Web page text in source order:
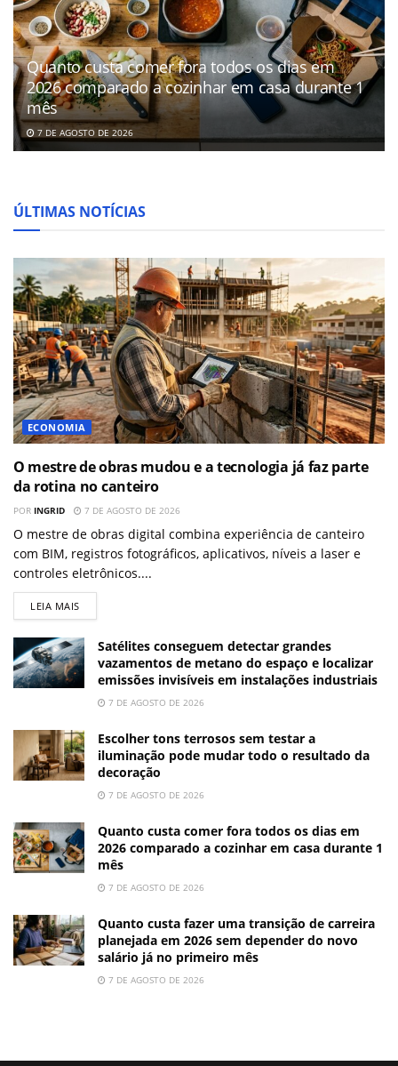
Quanto custa comer fora todos os dias em
2026 comparado a cozinhar em casa durante 1
mês
7 DE AGOSTO DE 2026
ÚLTIMAS NOTÍCIAS
ECONOMIA
O mestre de obras mudou e a tecnologia já faz parte
da rotina no canteiro
POR INGRID 7 DE AGOSTO DE 2026
O mestre de obras digital combina experiência de canteiro
com BIM, registros fotográficos, aplicativos, níveis a laser e
controles eletrônicos....
LEIA MAIS
Satélites conseguem detectar grandes
vazamentos de metano do espaço e localizar
emissões invisíveis em instalações industriais
7 DE AGOSTO DE 2026
Escolher tons terrosos sem testar a
iluminação pode mudar todo o resultado da
decoração
7 DE AGOSTO DE 2026
Quanto custa comer fora todos os dias em
2026 comparado a cozinhar em casa durante 1
mês
7 DE AGOSTO DE 2026
Quanto custa fazer uma transição de carreira
planejada em 2026 sem depender do novo
salário já no primeiro mês
7 DE AGOSTO DE 2026